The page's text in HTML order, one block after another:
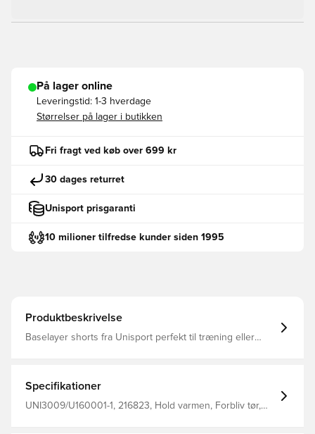
På lager online
Leveringstid: 1-3 hverdage
Størrelser på lager i butikken
Fri fragt ved køb over 699 kr
30 dages returret
Unisport prisgaranti
10 milioner tilfredse kunder siden 1995
Produktbeskrivelse
Baselayer shorts fra Unisport perfekt til træning eller
og varm Den brede og elastiske linning kan strækkes for
Specifikationer
UNI3009/U160001-1, 216823, Hold varmen, Forbliv tør,